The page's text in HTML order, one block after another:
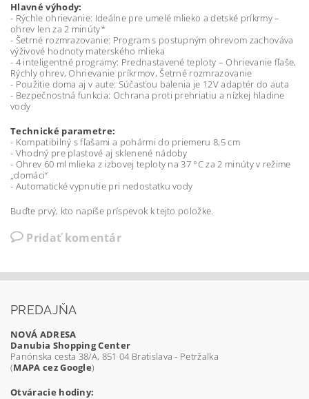
Hlavné výhody:
- Rýchle ohrievanie: Ideálne pre umelé mlieko a detské príkrmy –
ohrev len za 2 minúty*
- Šetrné rozmrazovanie: Program s postupným ohrevom zachováva
výživové hodnoty materského mlieka
- 4 inteligentné programy: Prednastavené teploty – Ohrievanie fľaše,
Rýchly ohrev, Ohrievanie príkrmov, Šetrné rozmrazovanie
- Použitie doma aj v aute: Súčasťou balenia je 12V adaptér do auta
- Bezpečnostná funkcia: Ochrana proti prehriatiu a nízkej hladine
vody
Technické parametre:
- Kompatibilný s fľašami a pohármi do priemeru 8,5 cm
- Vhodný pre plastové aj sklenené nádoby
- Ohrev 60 ml mlieka z izbovej teploty na 37 °C za 2 minúty v režime
„domáci“
- Automatické vypnutie pri nedostatku vody
Buďte prvý, kto napíše príspevok k tejto položke.
Pridať komentár
PREDAJŇA
NOVÁ ADRESA
Danubia Shopping Center
Panónska cesta 38/A, 851 04 Bratislava - Petržalka
(MAPA cez Google)
Otváracie hodiny: